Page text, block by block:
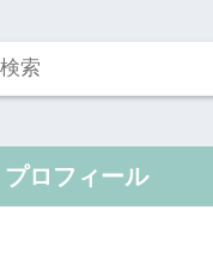
プロフィール